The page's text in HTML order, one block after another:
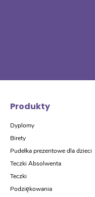
Produkty
Dyplomy
Birety
Pudełka prezentowe dla dzieci
Teczki Absolwenta
Teczki
Podziękowania